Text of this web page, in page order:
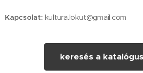
Kapcsolat: kultura.lokut@gmail.com
keresés a